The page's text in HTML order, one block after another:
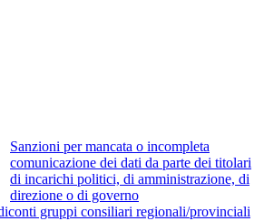
Sanzioni per mancata o incompleta
comunicazione dei dati da parte dei titolari
di incarichi politici, di amministrazione, di
direzione o di governo
gruppi consiliari regionali/provinciali